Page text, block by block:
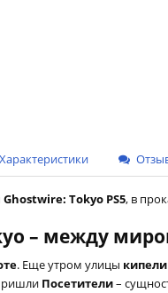
Характеристики
Tokyo PS5, в
– между
. Еще утром улицы
Посетители–